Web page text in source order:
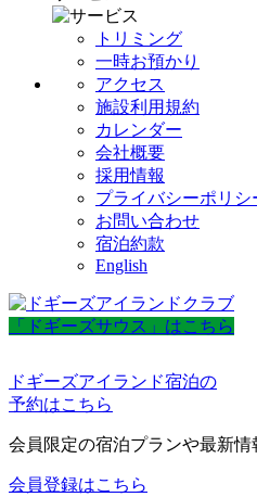
トリミング
一時お預かり
アクセス
施設利用規約
カレンダー
会社概要
採用情報
プライバシーポリシ
お問い合わせ
宿泊約款
English
「ドギーズサウス」はこちら
ドギーズアイランド宿泊の
予約はこちら
会員限定の宿泊プランや最新情
会員登録はこちら